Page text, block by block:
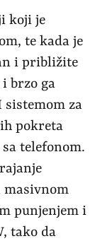
koji je
te kada je
i približite
brzo ga
sistemom za
pokreta
telefonom.
masivnom
punjenjem i
tako da